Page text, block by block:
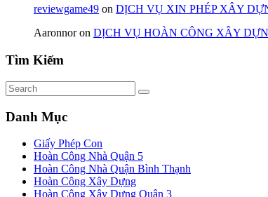
reviewgame49 on DỊCH VỤ XIN PHÉP XÂY
Aaronnoron DỊCH VỤ HOÀN CÔNG XÂY
Tìm Kiếm
Danh Mục
Giấy Phép Con
Hoàn Công Nhà Quận 5
Hoàn Công Nhà Quận Bình Thạnh
Hoàn Công Xây Dựng
Hoàn Công Xây Dựng Quận 3